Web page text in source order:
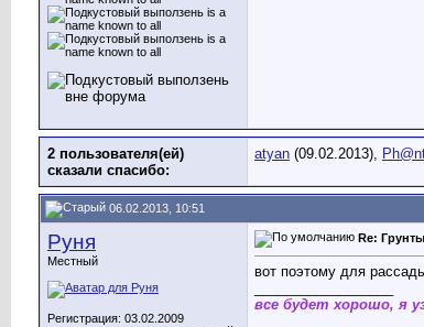
2 пользователя(ей)
сказали cпасибо:
atyan (09.02.2013),
06.02.2013, 10:51
Руня
Местный
Регистрация: 03.02.2009
Re:
вот поэтому для
все будет хорошо, я